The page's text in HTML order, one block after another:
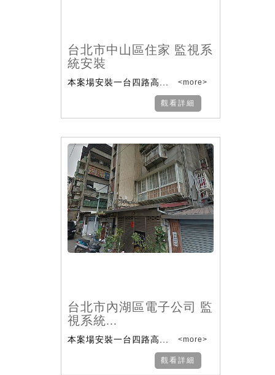
台北市中山區住家 監視系
統安裝
本案場安裝一台四路高... <more>
觀看詳細
台北市內湖區電子公司 監
視系統...
本案場安裝一台四路高... <more>
觀看詳細